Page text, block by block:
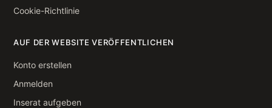
Cookie-Richtlinie
AUF DER WEBSITE VERÖFFENTLICHEN
Konto erstellen
Anmelden
Inserat aufgeben